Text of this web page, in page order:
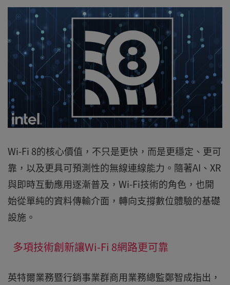
Wi-Fi 8的核心價值，不只是更快，而是更穩定、更可
靠，以及更具可預測性的無線連線能力。隨著AI、XR
與即時互動應用逐漸普及，Wi-Fi技術的角色，也開
始從單純的資料傳輸介面，轉向支撐數位體驗的基礎
設施。
多項技術創新讓Wi-Fi 8網路更可靠
英特爾業務暨行銷事業群商用業務總監鄭智成指出，